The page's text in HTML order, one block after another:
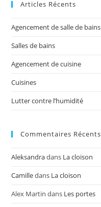
Articles Récents
Agencement de salle de bains
Salles de bains
Agencement de cuisine
Cuisines
Lutter contre l’humidité
Commentaires Récents
Aleksandradans La cloison
Camilledans La cloison
Alex Martin dans Les portes